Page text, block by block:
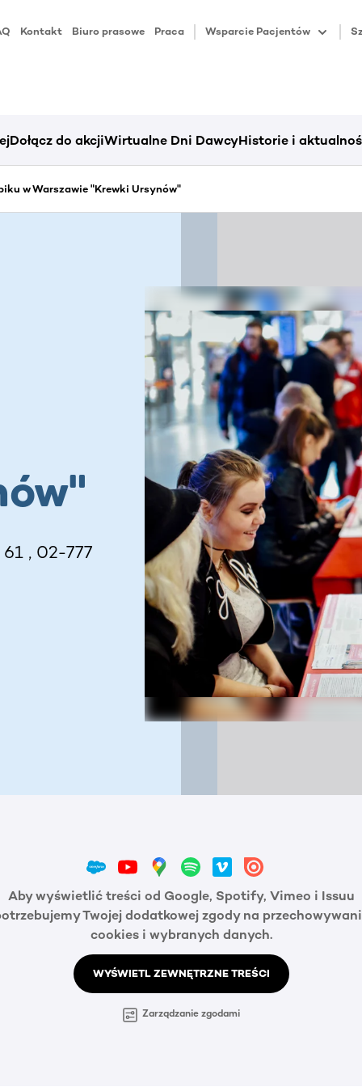
Kontakt Biuro prasowe Praca Wsparcie Pacjentów
Dołącz do akcjiWirtualne Dni DawcyHistorie i
w Warszawie "Krewki Ursynów"
, 02-777
Aby wyświetlić treści od Google, Spotify, Vimeo i Issuu
Twojej dodatkowej zgody na
cookies i wybranych danych.
WYŚWIETL ZEWNĘTRZNE TREŚCI
Zarządzanie zgodami